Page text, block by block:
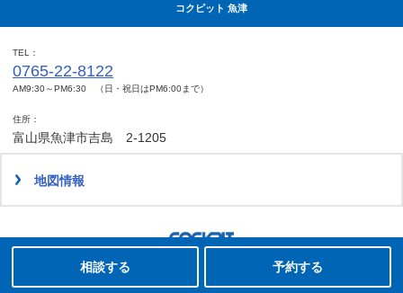
コクピット 魚津
TEL
0765-22-8122
AM9:30～PM6:30 （日・祝日はPM6:00まで）
住所
富山県魚津市吉島 2-1205
地図情報
Copyright(C)2008-2022 COCKPIT UOZU.All rights reserved.
相談する 予約する